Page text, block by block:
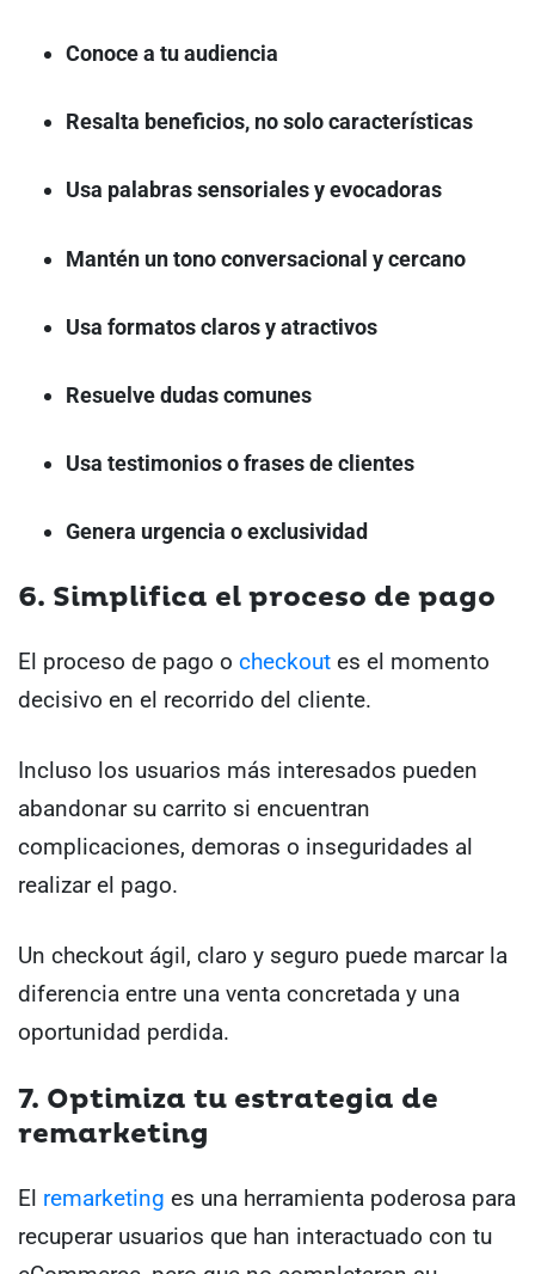
Conoce a tu audiencia
Resalta beneficios, no solo características
Usa palabras sensoriales y evocadoras
Mantén un tono conversacional y cercano
Usa formatos claros y atractivos
Resuelve dudas comunes
Usa testimonios o frases de clientes
Genera urgencia o exclusividad
6. Simplifica el proceso de pago
El proceso de pago o checkout es el momento
decisivo en el recorrido del cliente.
Incluso los usuarios más interesados pueden
abandonar su carrito si encuentran
complicaciones, demoras o inseguridades al
realizar el pago.
Un checkout ágil, claro y seguro puede marcar la
diferencia entre una venta concretada y una
oportunidad perdida.
7. Optimiza tu estrategia de
remarketing
El remarketing es una herramienta poderosa para
recuperar usuarios que han interactuado con tu